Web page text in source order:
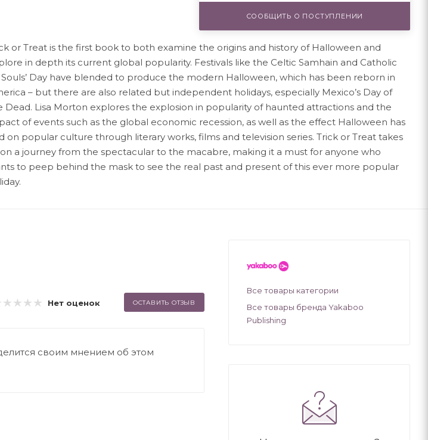
СООБЩИТЬ О ПОСТУПЛЕНИИ
or Treat is the first book to both examine the origins and history of Halloween and
in depth its current global popularity. Festivals like the Celtic Samhain and Catholic
Day have blended to produce the modern Halloween, which has been reborn in
– but there are also related but independent holidays, especially Mexico’s Day of
Dead. Lisa Morton explores the explosion in popularity of haunted attractions and the
of events such as the global economic recession, as well as the effect Halloween has
on popular culture through literary works, films and television series. Trick or Treat takes
on a journey from the spectacular to the macabre, making it a must for anyone who
to peep behind the mask to see the real past and present of this ever more popular
Нет оценок ОСТАВИТЬ ОТЗЫВ
своим мнением об этом
Все товары категории
Все товары бренда Yakaboo
Publishing